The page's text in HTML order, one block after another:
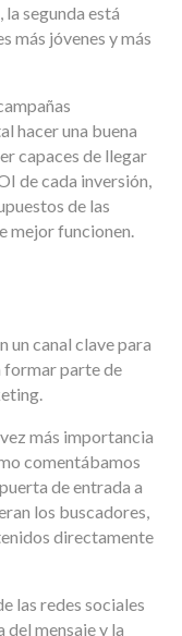
segunda está
más jóvenes y más
hacer una buena
capaces de llegar
de cada inversión,
de las
mejor funcionen.
un canal clave para
formar parte de
más importancia
comentábamos
de entrada a
los buscadores,
directamente
las redes sociales
mensaje y la